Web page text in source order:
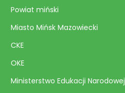
Powiat miński
Miasto Mińsk Mazowiecki
CKE
OKE
Ministerstwo Edukacji Narodowej